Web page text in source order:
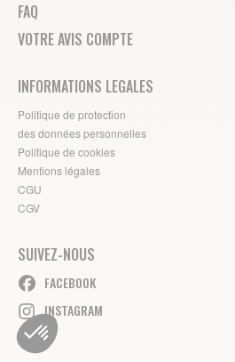
FAQ
VOTRE AVIS COMPTE
INFORMATIONS LEGALES
Politique de protection
des données personnelles
Politique de cookies
Mentions légales
CGU
CGV
SUIVEZ-NOUS
FACEBOOK
INSTAGRAM